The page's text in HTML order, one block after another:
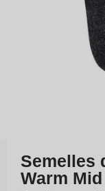
fenêtre
modale
Semelles
Warm Mid